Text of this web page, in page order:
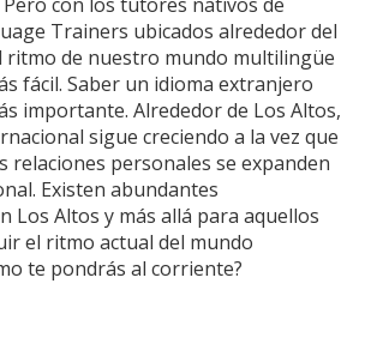
Trainers ubicados alrededor del
ritmo de nuestro mundo multilingüe
fácil. Saber un idioma extranjero
importante. Alrededor de Los Altos,
sigue creciendo a la vez que
relaciones personales se expanden
Existen abundantes
Los Altos y más allá para aquellos
el ritmo actual del mundo
te pondrás al corriente?